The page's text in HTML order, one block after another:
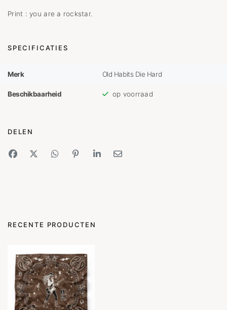
Print : you are a rockstar.
SPECIFICATIES
Merk Old Habits Die Hard
Beschikbaarheid op voorraad
DELEN
RECENTE PRODUCTEN